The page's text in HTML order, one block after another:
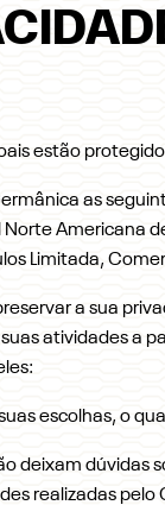
estão
as
Americana
Limitada,
a sua
atividades a
escolhas, o
deixam
realizadas pelo